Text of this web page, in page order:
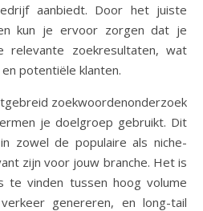
aanbiedt. Door het juiste
kun je ervoor zorgen dat je
relevante zoekresultaten, wat
potentiële klanten.
zoekwoordenonderzoek
je doelgroep gebruikt. Dit
zowel de populaire als niche-
zijn voor jouw branche. Het is
te vinden tussen hoog volume
genereren, en long-tail